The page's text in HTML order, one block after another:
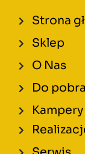
Strona
Sklep
O Nas
Do
Kampery